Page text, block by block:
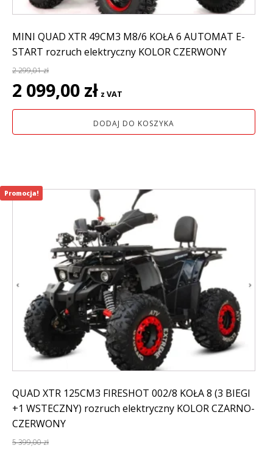
MINI QUAD XTR 49CM3 M8/6 KOŁA 6 AUTOMAT E-
START rozruch elektryczny KOLOR CZERWONY
2 299,01zł
Pierwotna
cena
wynosiła:
2
2 099,00 zł cena
wynosi:
2
z VAT
DODAJ DO KOSZYKA
QUAD XTR 125CM3 FIRESHOT 002/8 KOŁA 8 (3 BIEGI
+1 WSTECZNY) rozruch elektryczny KOLOR CZARNO-
CZERWONY
5 399,00zł
Promocja!